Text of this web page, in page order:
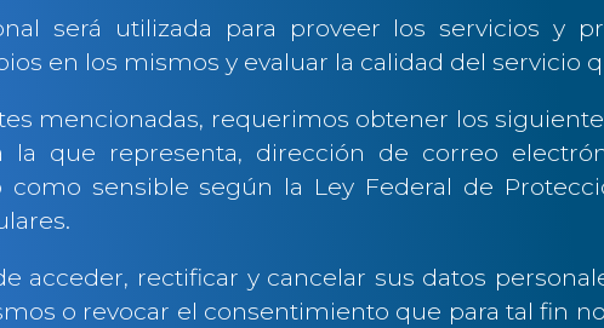
será utilizada para proveer los servicios y
en los mismos y evaluar la calidad del servicio
mencionadas, requerimos obtener los
la que representa, dirección de correo
como sensible según la Ley Federal de
acceder, rectificar y cancelar sus datos
o revocar el consentimiento que para tal fin